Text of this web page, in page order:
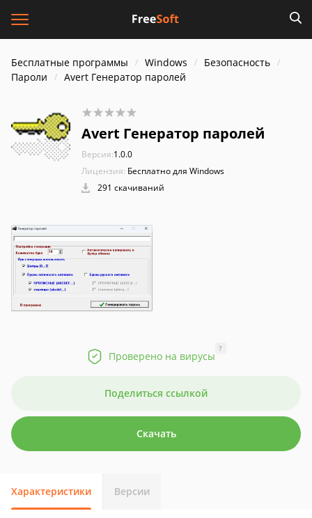
Бесплатные программы Windows
Безопасность
Пароли
Avert Генератор паролей
Avert Генератор паролей
Версия:1.0.0
Лицензия: Бесплатно для Windows
291 скачиваний
Проверено на вирусы
?
Поделиться ссылкой
Скачать
Характеристики Версии